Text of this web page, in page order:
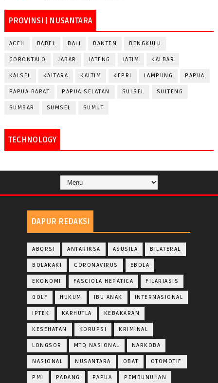
PROVINSI | NUSANTARA
ACEH BABEL BALI BANTEN BENGKULU
GORONTALO JABAR JATENG JATIM KALBAR
KALSEL KALTARA KALTIM KEPRI LAMPUNG PAPUA
PAPUA BARAT PAPUA SELATAN SULSEL SULTENG
SUMBAR SUMSEL SUMUT
TECHNOLOGY
DAPUR REDAKSI
ABORSI ANTARIKSA ASUSILA BILATERAL
BOLAKAKI CORONAVIRUS EBOLA
EKONOMI FASCIOLA HEPATICA FILARIASIS
GOLF HUKUM IBU ANAK INTERNASIONAL
IPTEK KARHUTLA KEBAKARAN
KESEHATAN KORUPSI KRIMINAL
LONGSOR MTQ NASIONAL NARKOBA
NASIONAL NUSANTARA OBAT OTOMOTIF
PMI PADANG PAPUA PEMBUNUHAN